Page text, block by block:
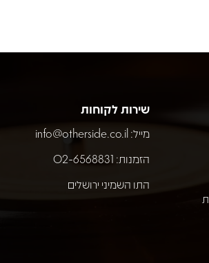
שירות לקוחות
מייל: info@otherside.co.il
הזמנות: 02-6568831
התו השמיני ירושלים